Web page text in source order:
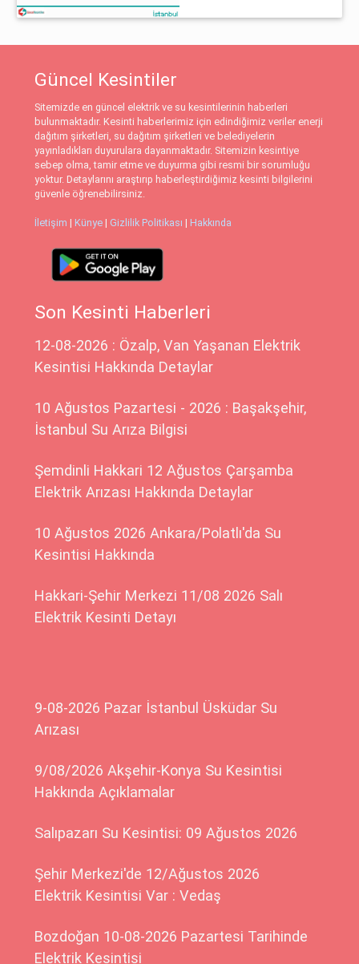
Güncel Kesintiler
Sitemizde en güncel elektrik ve su kesintilerinin haberleri
bulunmaktadır. Kesinti haberlerimiz için edindiğimiz veriler enerji
dağıtım şirketleri, su dağıtım şirketleri ve belediyelerin
yayınladıkları duyurulara dayanmaktadır. Sitemizin kesintiye
sebep olma, tamir etme ve duyurma gibi resmi bir sorumluğu
yoktur. Detaylarını araştırıp haberleştirdiğimiz kesinti bilgilerini
güvenle öğrenebilirsiniz.
İletişim | Künye | Gizlilik Politikası | Hakkında
Son Kesinti Haberleri
12-08-2026 : Özalp, Van Yaşanan Elektrik
Kesintisi Hakkında Detaylar
10 Ağustos Pazartesi - 2026 : Başakşehir,
İstanbul Su Arıza Bilgisi
Şemdinli Hakkari 12 Ağustos Çarşamba
Elektrik Arızası Hakkında Detaylar
10 Ağustos 2026 Ankara/Polatlı'da Su
Kesintisi Hakkında
Hakkari-Şehir Merkezi 11/08 2026 Salı
Elektrik Kesinti Detayı
9-08-2026 Pazar İstanbul Üsküdar Su
Arızası
9/08/2026 Akşehir-Konya Su Kesintisi
Hakkında Açıklamalar
Salıpazarı Su Kesintisi: 09 Ağustos 2026
Şehir Merkezi'de 12/Ağustos 2026
Elektrik Kesintisi Var : Vedaş
Bozdoğan 10-08-2026 Pazartesi Tarihinde
Elektrik Kesintisi